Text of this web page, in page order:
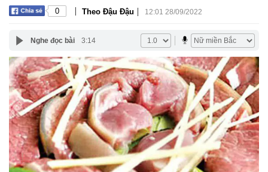
0 | Theo Đậu Đậu | 12:01 28/09/2022
Nghe đọc bài 3:14